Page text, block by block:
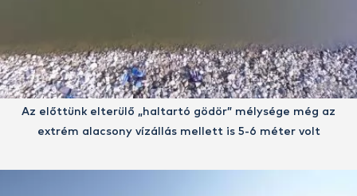
Az előttünk elterülő „haltartó gödör” mélysége még az
extrém alacsony vízállás mellett is 5-6 méter volt